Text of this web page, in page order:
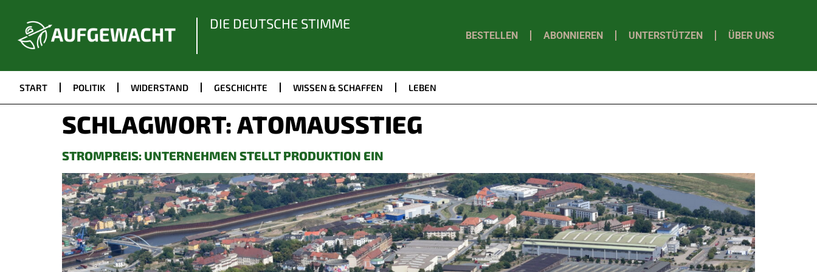
DIE DEUTSCHE STIMME
BESTELLEN ABONNIEREN UNTERSTÜTZEN ÜBER UNS
START POLITIK WIDERSTAND GESCHICHTE WISSEN & SCHAFFEN LEBEN
SCHLAGWORT: ATOMAUSSTIEG
STROMPREIS: UNTERNEHMEN STELLT PRODUKTION EIN